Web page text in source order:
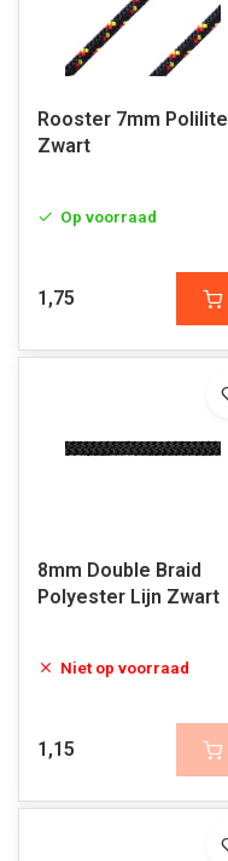
Rooster 7mm Polilite
Zwart
Op voorraad
1,75
8mm Double Braid
Polyester Lijn Zwart
Niet op voorraad
1,15